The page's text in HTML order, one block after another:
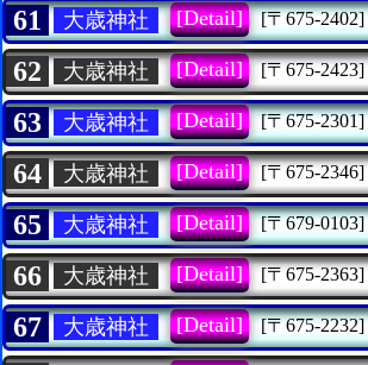
61 大歳神社 [Detail] [〒675-2402]
62 大歳神社 [Detail] [〒675-2423]
63 大歳神社 [Detail] [〒675-2301]
64 大歳神社 [Detail] [〒675-2346]
65 大歳神社 [Detail] [〒679-0103]
66 大歳神社 [Detail] [〒675-2363]
67 大歳神社 [Detail] [〒675-2232]